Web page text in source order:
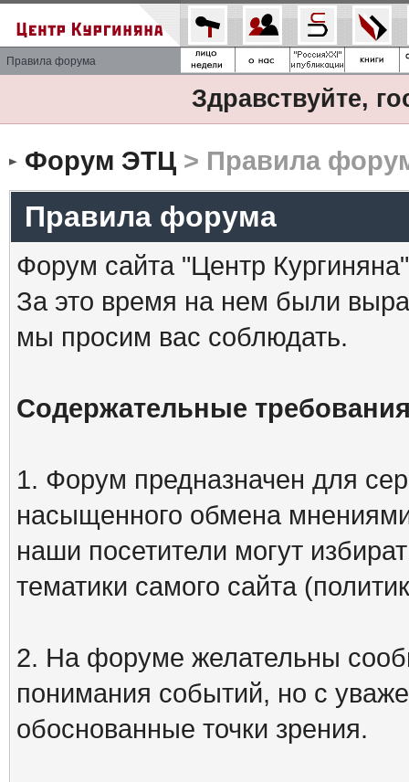
Правила форума
Здравствуйте,
Форум ЭТЦ> Правила
Правила форума
Форум сайта "Центр
За это время на нем были
мы просим вас соблюдать.
Содержательные
1. Форум предназначен для
насыщенного обмена
наши посетители могут
тематики самого сайта
2. На форуме желательны
понимания событий, но с
обоснованные точки зрения.